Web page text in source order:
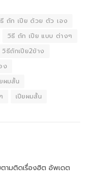
ถัก เปีย ด้วย ตัว เอง
วิธี ถัก เปีย แบบ ต่างๆ
วิธีถักเปีย2ข้าง
ง
ผมสั้น
เปียผมสั้น
ามติดเรื่องฮิต อัพเดต